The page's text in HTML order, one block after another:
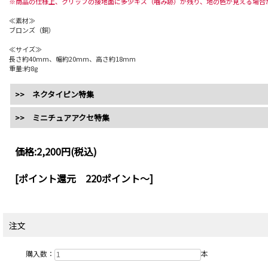
≪素材≫
ブロンズ（銅）
≪サイズ≫
長さ約40mm、幅約20mm、高さ約18mm
重量:約8g
>> ネクタイピン特集
>> ミニチュアアクセ特集
価格:2,200円(税込)
[ポイント還元 220ポイント～]
注文
購入数： 本